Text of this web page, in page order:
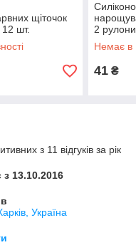
щіточок
12 шт.
2 рулони
Немає в
41 ₴
з 11 відгуків за рік
13.10.2016
Україна